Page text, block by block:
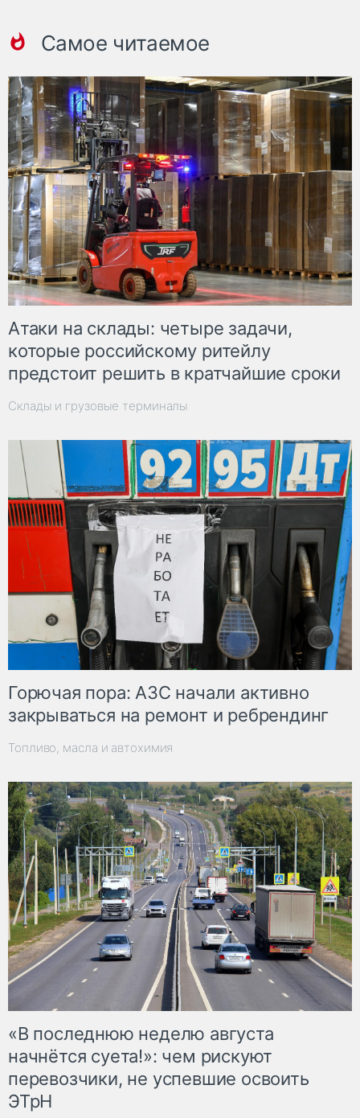
Самое читаемое
Атаки на склады: четыре задачи,
которые российскому ритейлу
предстоит решить в кратчайшие сроки
Склады и грузовые терминалы
Горючая пора: АЗС начали активно
закрываться на ремонт и ребрендинг
Топливо, масла и автохимия
«В последнюю неделю августа
начнётся суета!»: чем рискуют
перевозчики, не успевшие освоить
ЭТрН